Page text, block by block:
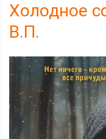
Холодное
В.П.